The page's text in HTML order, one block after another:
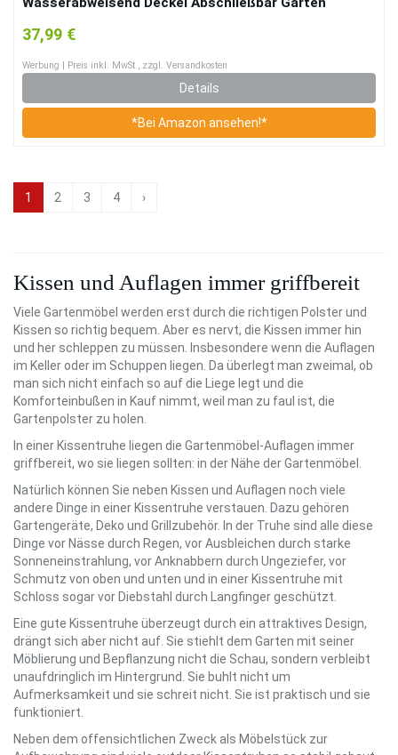
Balkonbox Gartenbox Truhe Braun
37,99 €
Werbung | Preis inkl. MwSt., zzgl. Versandkosten
Details
*Bei Amazon ansehen!*
1 2 3 4 ›
Kissen und Auflagen immer griffbereit
Viele Gartenmöbel werden erst durch die richtigen Polster und
Kissen so richtig bequem. Aber es nervt, die Kissen immer hin
und her schleppen zu müssen. Insbesondere wenn die Auflagen
im Keller oder im Schuppen liegen. Da überlegt man zweimal, ob
man sich nicht einfach so auf die Liege legt und die
Komforteinbußen in Kauf nimmt, weil man zu faul ist, die
Gartenpolster zu holen.
In einer Kissentruhe liegen die Gartenmöbel-Auflagen immer
griffbereit, wo sie liegen sollten: in der Nähe der Gartenmöbel.
Natürlich können Sie neben Kissen und Auflagen noch viele
andere Dinge in einer Kissentruhe verstauen. Dazu gehören
Gartengeräte, Deko und Grillzubehör. In der Truhe sind alle diese
Dinge vor Nässe durch Regen, vor Ausbleichen durch starke
Sonneneinstrahlung, vor Anknabbern durch Ungeziefer, vor
Schmutz von oben und unten und in einer Kissentruhe mit
Schloss sogar vor Diebstahl durch Langfinger geschützt.
Eine gute Kissentruhe überzeugt durch ein attraktives Design,
drängt sich aber nicht auf. Sie stiehlt dem Garten mit seiner
Möblierung und Bepflanzung nicht die Schau, sondern verbleibt
unaufdringlich im Hintergrund. Sie buhlt nicht um
Aufmerksamkeit und sie schreit nicht. Sie ist praktisch und sie
funktioniert.
Neben dem offensichtlichen Zweck als Möbelstück zur